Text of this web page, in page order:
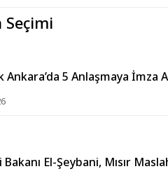
5 Anlaşmaya İmza
Bakanı El-Şeybani, Mısır